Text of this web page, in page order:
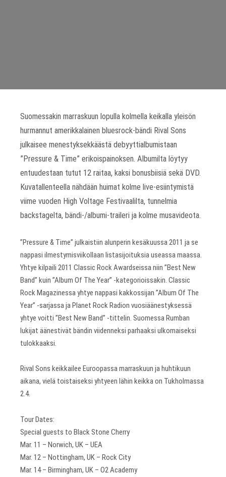
Suomessakin marraskuun lopulla kolmella keikalla yleisön
hurmannut amerikkalainen bluesrock-bändi Rival Sons
julkaisee menestyksekkäästä debyyttialbumistaan
”Pressure & Time” erikoispainoksen. Albumilta löytyy
entuudestaan tutut 12 raitaa, kaksi bonusbiisiä sekä DVD.
Kuvatallenteella nähdään huimat kolme live-esiintymistä
viime vuoden High Voltage Festivaalilta, tunnelmia
backstagelta, bändi-/albumi-traileri ja kolme musavideota.
”Pressure & Time” julkaistiin alunperin kesäkuussa 2011 ja se
nappasi ilmestymisviikollaan listasijoituksia useassa maassa.
Yhtye kilpaili 2011 Classic Rock Awardseissa niin ”Best New
Band” kuin ”Album Of The Year” -kategorioissakin. Classic
Rock Magazinessa yhtye nappasi kakkossijan ”Album Of The
Year” -sarjassa ja Planet Rock Radion vuosiäänestyksessä
yhtye voitti ”Best New Band” -tittelin. Suomessa Rumban
lukijat äänestivät bändin viidenneksi parhaaksi ulkomaiseksi
tulokkaaksi.
Rival Sons keikkailee Euroopassa marraskuun ja huhtikuun
aikana, vielä toistaiseksi yhtyeen lähin keikka on Tukholmassa
2.4.
Tour Dates:
Special guests to Black Stone Cherry
Mar. 11 – Norwich, UK – UEA
Mar. 12 – Nottingham, UK – Rock City
Mar. 14 – Birmingham, UK – O2 Academy